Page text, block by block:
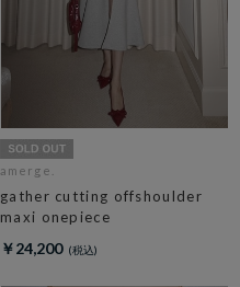
amerge.
gather cutting offshoulder
maxi onepiece
￥24,200